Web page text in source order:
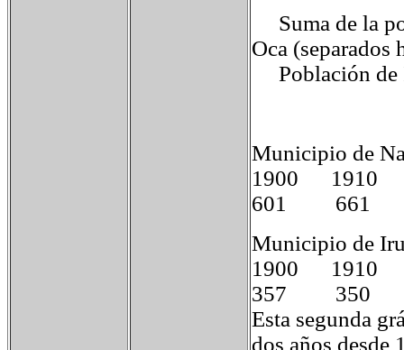
Suma de la
Oca (separados
Población de
Municipio de
1900 1910
601 661
Municipio de
1900 1910
357 350
Esta segunda
dos años